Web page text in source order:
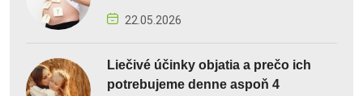
22.05.2026
Liečivé účinky objatia a prečo ich
potrebujeme denne aspoň 4